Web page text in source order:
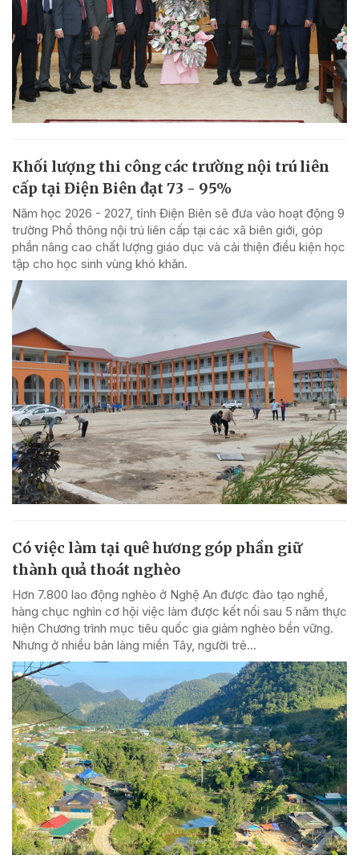
Khối lượng thi công các trường nội trú liên
cấp tại Điện Biên đạt 73 - 95%
Năm học 2026 - 2027, tỉnh Điện Biên sẽ đưa vào hoạt động 9
trường Phổ thông nội trú liên cấp tại các xã biên giới, góp
phần nâng cao chất lượng giáo dục và cải thiện điều kiện học
tập cho học sinh vùng khó khăn.
Có việc làm tại quê hương góp phần giữ
thành quả thoát nghèo
Hơn 7.800 lao động nghèo ở Nghệ An được đào tạo nghề,
hàng chục nghìn cơ hội việc làm được kết nối sau 5 năm thực
hiện Chương trình mục tiêu quốc gia giảm nghèo bền vững.
Nhưng ở nhiều bản làng miền Tây, người trẻ...